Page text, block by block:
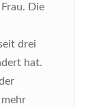
Die
drei
hat.